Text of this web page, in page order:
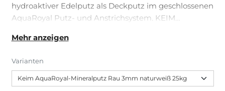
hydroaktiver Edelputz als Deckputz im geschlossenen
AquaRoyal Putz- und Anstrichsystem. KEIM
hergestellter Trockenmörtel CR nach DIN EN 998-1.
Mehr anzeigen
Varianten